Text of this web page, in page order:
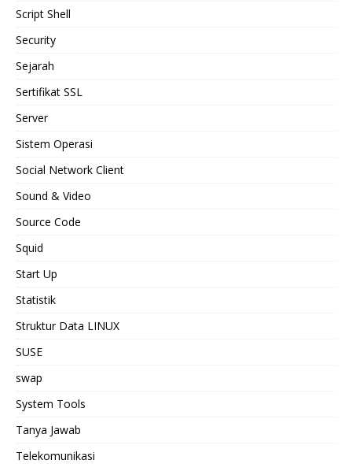
Script Shell
Security
Sejarah
Sertifikat SSL
Server
Sistem Operasi
Social Network Client
Sound & Video
Source Code
Squid
Start Up
Statistik
Struktur Data LINUX
SUSE
swap
System Tools
Tanya Jawab
Telekomunikasi